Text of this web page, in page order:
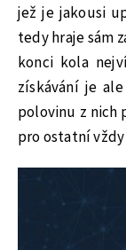
jež je jakousi
tedy hraje sám
konci kola
získávání je
polovinu z nich
pro ostatní